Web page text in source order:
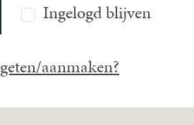
Ingelogd blijven
aanmaken?